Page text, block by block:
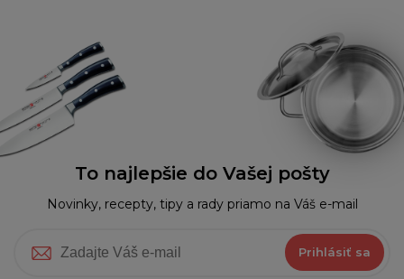
To najlepšie do Vašej pošty
Novinky, recepty, tipy a rady priamo na Váš e-mail
Prihlásiť sa